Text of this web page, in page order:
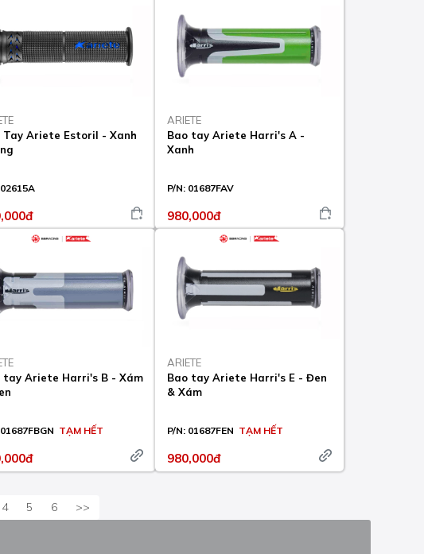
Tay Ariete Estoril - Xanh
02615A
ARIETE
Bao tay Ariete Harri's A -
Xanh
P/N: 01687FAV
980,000đ
tay Ariete Harri's B - Xám
01687FBGN TẠM HẾT
ARIETE
Bao tay Ariete Harri's E - Đen
& Xám
P/N: 01687FEN TẠM HẾT
980,000đ
4 5 6 >>